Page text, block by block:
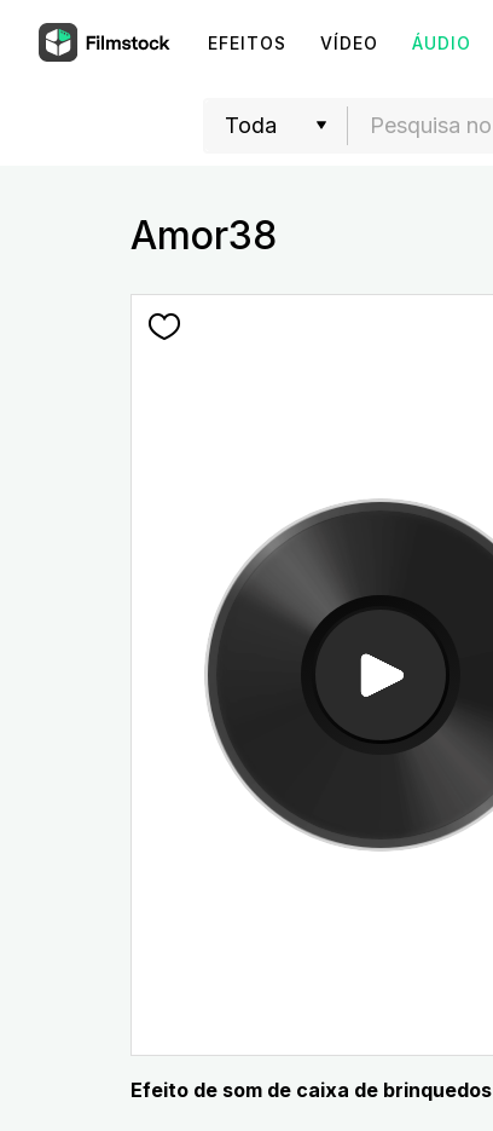
EFEITOS VÍDEO ÁUDIO
Amor38
Efeito de som de caixa de brinquedos